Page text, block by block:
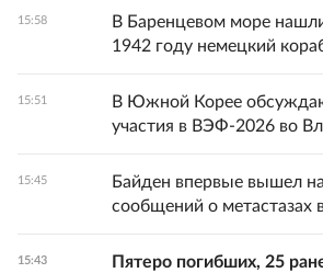
15:58
В Баренцевом море
1942 году немецкий
15:51
В Южной Корее
участия в ВЭФ-2026 во
15:45
Байден впервые вышел
сообщений о метастазах
15:43
Пятеро погибших, 25